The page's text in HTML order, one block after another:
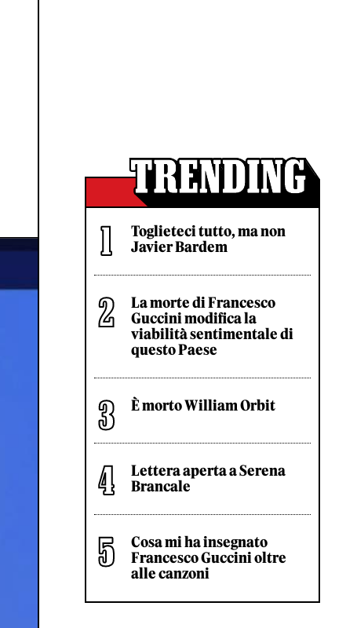
Toglieteci tutto, ma non
Javier Bardem
La morte di Francesco
Guccini modifica la
viabilità sentimentale di
questo Paese
È morto William Orbit
Lettera aperta a Serena
Brancale
Cosa mi ha insegnato
Francesco Guccini oltre
alle canzoni